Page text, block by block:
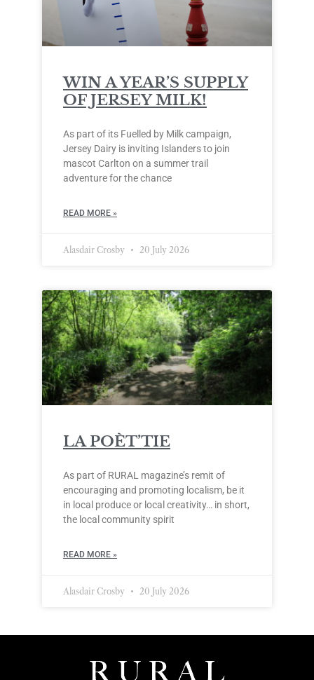
WIN A YEAR’S SUPPLY
OF JERSEY MILK!
As part of its Fuelled by Milk campaign,
Jersey Dairy is inviting Islanders to join
mascot Carlton on a summer trail
adventure for the chance
READ MORE »
Alasdair Crosby 20 July 2026
LA POÈT’TIE
As part of RURAL magazine’s remit of
encouraging and promoting localism, be it
in local produce or local creativity… in short,
the local community spirit
READ MORE »
Alasdair Crosby 20 July 2026